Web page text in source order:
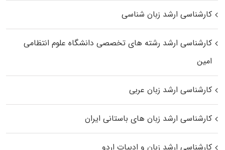
کارشناسی ارشد زبان شناسی
کارشناسی ارشد رﺷﺘﻪ ﻫﺎی تخصصی داﻧﺸﮕﺎه ﻋﻠﻮم انتظامی
اﻣﻴﻦ
کارشناسی ارشد زبان عربی
کارشناسی ارشد زبان‌ های باستانی ایران
کارشناسی ارشد زبان و ادبیات اردو